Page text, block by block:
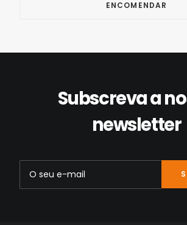
Subscreva a
newsletter